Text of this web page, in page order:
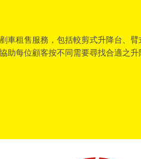
車租售服務，包括較剪式升降台、
每位顧客按不同需要尋找合適之